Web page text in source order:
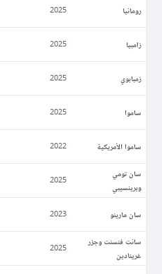
رومانيا 2025
زامبيا 2025
زمبابوي 2025
ساموا 2025
ساموا الأمريكية 2022
سان تومي
وبرينسيبي
2025
سان مارينو 2023
سانت فنسنت وجزر
غرينادين
2025